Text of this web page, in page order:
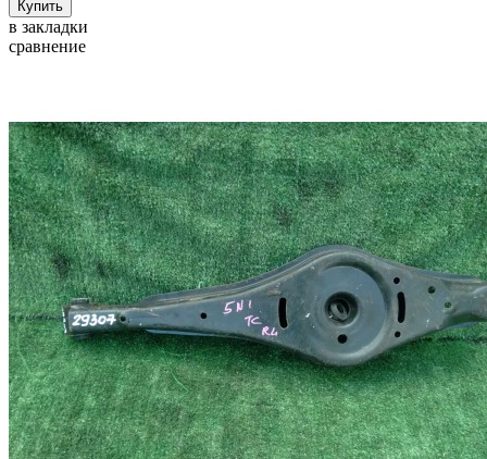
в закладки
сравнение